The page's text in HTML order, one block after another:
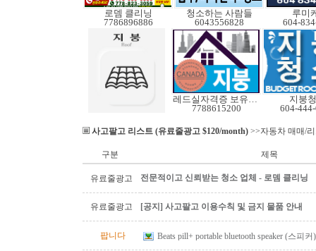
로뎀 클리닝
7786896886
청소하는 사람들
6043556828
루미
604-
레드실자격증 보유업체
7788615200
지붕
604-
사고팔고 리스트 (유료줄광고 $120/month) >>자동차 매매/
구분 제목
유료줄광고 전문적이고 신뢰받는 청소 업체 - 로뎀 클리닝
유료줄광고 [공지] 사고팔고 이용수칙 및 금지 물품 안내
팝니다 Beats pill+ portable bluetooth speaker (스피커)